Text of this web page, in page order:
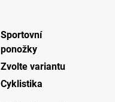
Sportovní
ponožky
Zvolte variantu
Cyklistika